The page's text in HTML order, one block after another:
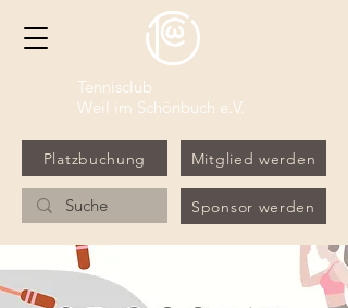
Tennisclub
Weil im Schönbuch e.V.
Platzbuchung Mitglied werden
Sponsor werden